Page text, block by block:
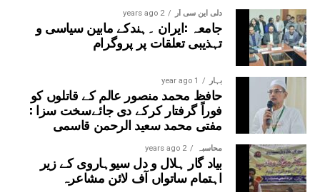
دلی این سی آر 2 years ago
جامعہ :ایران ۔ہندکے مابین سیاسی و
تہذیبی تعلقات پر پروگرام
بہار 1 year ago
حافظ محمد منصور عالم کے قاتلوں کو
فوراً گرفتار کرکے دی جائےسخت سزا :
مفتی محمد سعید الرحمن قاسمی
محاسبہ 2 years ago
بیاد گار ہلال و دل سیوہاروی کے زیر
اہتمام ساتواں آف لائن مشاعرہ